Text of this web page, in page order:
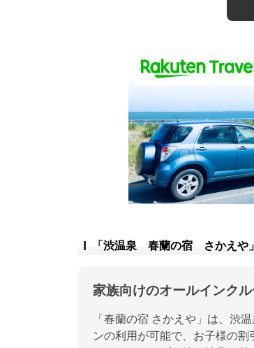
「渋温泉 春蘭の宿 さかえや
家族向けのオールインク
「春蘭の宿 さかえや」は、渋
ンの利用が可能で、お子様の